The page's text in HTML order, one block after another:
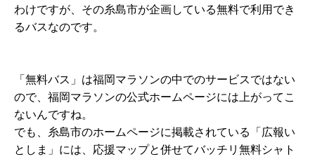
わけですが、その糸島市が企画している無料で利用でき
るバスなのです。
「無料バス」は福岡マラソンの中でのサービスではない
ので、福岡マラソンの公式ホームページには上がってこ
ないんですね。
でも、糸島市のホームページに掲載されている「広報い
としま」には、応援マップと併せてバッチリ無料シャト